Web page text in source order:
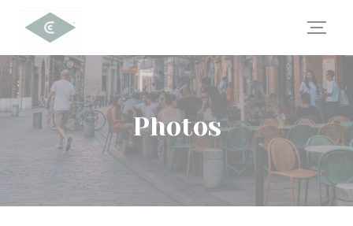
Personnalisation de vos choix en matière de cookies
Photos